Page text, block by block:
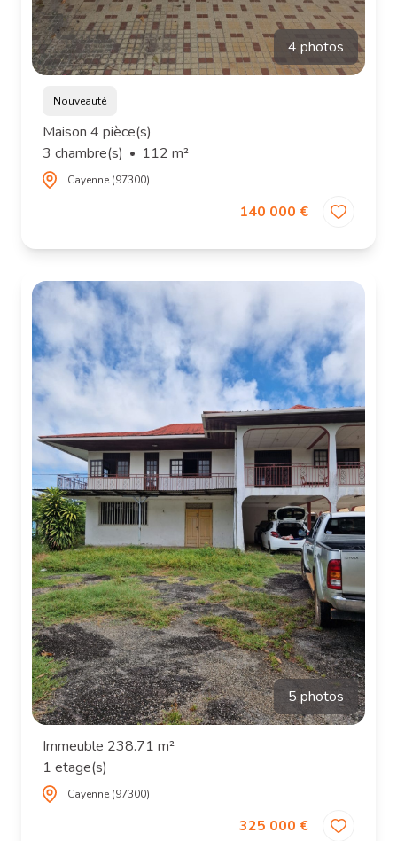
4 photos
Nouveauté
Maison 4 pièce(s)
3 chambre(s)
112 m²
Cayenne (97300)
140 000 €
5 photos
Immeuble 238.71 m²
1 etage(s)
Cayenne (97300)
325 000 €